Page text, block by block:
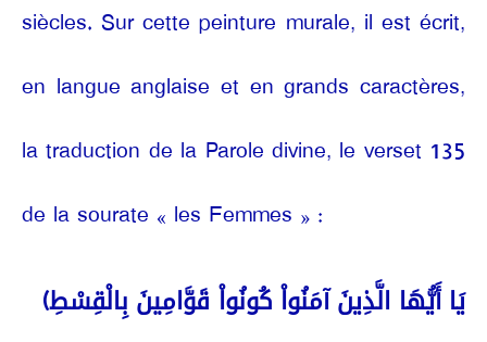
siècles. Sur cette peinture murale, il est écrit,
en langue anglaise et en grands caractères,
la traduction de la Parole divine, le verset 135
de la sourate « les Femmes » :
(يَا أَيُّهَا الَّذِينَ آمَنُواْ كُونُواْ قَوَّامِينَ بِالْقِسْطِ